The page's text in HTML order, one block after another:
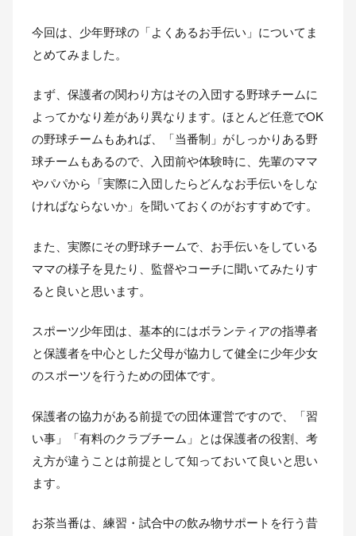
今回は、少年野球の「よくあるお手伝い」についてま
とめてみました。
まず、保護者の関わり方はその入団する野球チームに
よってかなり差があり異なります。ほとんど任意でOK
の野球チームもあれば、「当番制」がしっかりある野
球チームもあるので、入団前や体験時に、先輩のママ
やパパから「実際に入団したらどんなお手伝いをしな
ければならないか」を聞いておくのがおすすめです。
また、実際にその野球チームで、お手伝いをしている
ママの様子を見たり、監督やコーチに聞いてみたりす
ると良いと思います。
スポーツ少年団は、基本的にはボランティアの指導者
と保護者を中心とした父母が協力して健全に少年少女
のスポーツを行うための団体です。
保護者の協力がある前提での団体運営ですので、「習
い事」「有料のクラブチーム」とは保護者の役割、考
え方が違うことは前提として知っておいて良いと思い
ます。
お茶当番は、練習・試合中の飲み物サポートを行う昔